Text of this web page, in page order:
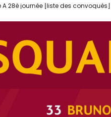
A 28è journée [liste des convoqués]